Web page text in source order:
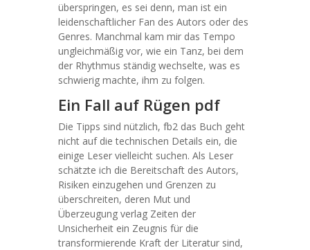
überspringen, es sei denn, man ist ein
leidenschaftlicher Fan des Autors oder des
Genres. Manchmal kam mir das Tempo
ungleichmäßig vor, wie ein Tanz, bei dem
der Rhythmus ständig wechselte, was es
schwierig machte, ihm zu folgen.
Ein Fall auf Rügen pdf
Die Tipps sind nützlich, fb2 das Buch geht
nicht auf die technischen Details ein, die
einige Leser vielleicht suchen. Als Leser
schätzte ich die Bereitschaft des Autors,
Risiken einzugehen und Grenzen zu
überschreiten, deren Mut und
Überzeugung verlag Zeiten der
Unsicherheit ein Zeugnis für die
transformierende Kraft der Literatur sind,